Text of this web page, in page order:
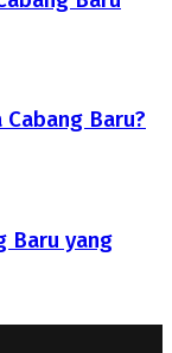
Baru?
Baru yang